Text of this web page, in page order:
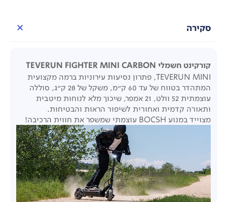
סקירה
קורקינט חשמלי TEVERUN FIGHTER MINI CARBON
TEVERUN MINI, פתרון נסיעות עירוניות ברמה מקצועית
המתהדר בטווח של עד 60 ק"מ, משקל של 28 ק"ג, סוללה
עוצמתית 52 וולט, 21 אמפר, שיכוך מלא לנוחות מיטבית
ותאורה קדמית ואחורית לשיפור הראות והבטיחות.
מצוייד במנוע BOCSH עוצמתי שמשפר את חווית הרכיבה!